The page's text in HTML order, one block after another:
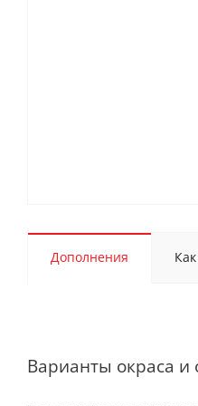
Дополнения
Варианты окраса и